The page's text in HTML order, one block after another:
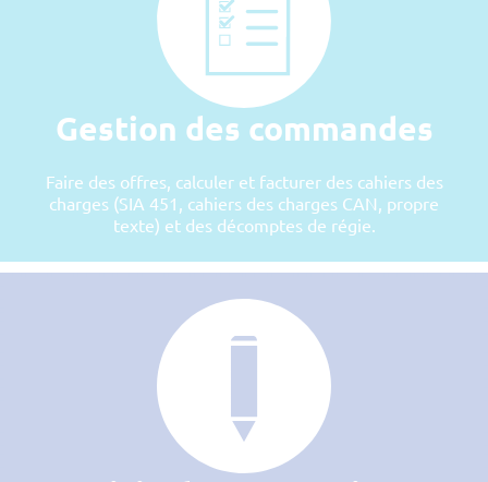
Gestion des commandes
Faire des offres, calculer et facturer des cahiers des
charges (SIA 451, cahiers des charges CAN, propre
texte) et des décomptes de régie.